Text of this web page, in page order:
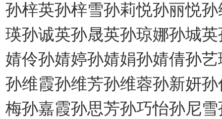
孙梓英孙梓雪孙莉悦孙丽悦
瑛孙诚英孙晟英孙琼娜孙城
婧伶孙婧婷孙婧娟孙婧倩孙
孙维霞孙维芳孙维蓉孙新妍
梅孙嘉霞孙思芳孙巧怡孙尼